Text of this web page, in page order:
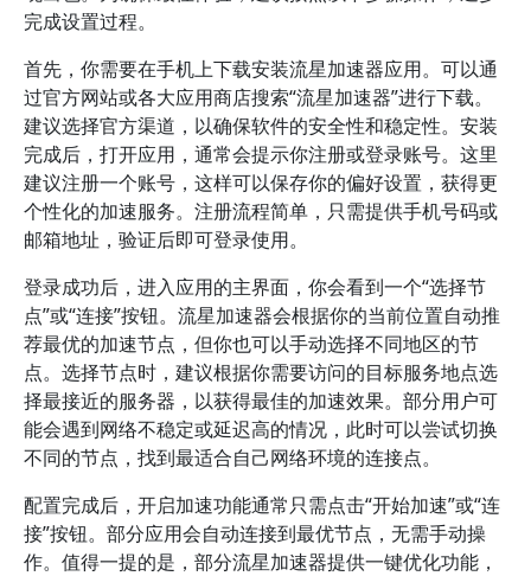
完成设置过程。
首先，你需要在手机上下载安装流星加速器应用。可以通
过官方网站或各大应用商店搜索“流星加速器”进行下载。
建议选择官方渠道，以确保软件的安全性和稳定性。安装
完成后，打开应用，通常会提示你注册或登录账号。这里
建议注册一个账号，这样可以保存你的偏好设置，获得更
个性化的加速服务。注册流程简单，只需提供手机号码或
邮箱地址，验证后即可登录使用。
登录成功后，进入应用的主界面，你会看到一个“选择节
点”或“连接”按钮。流星加速器会根据你的当前位置自动推
荐最优的加速节点，但你也可以手动选择不同地区的节
点。选择节点时，建议根据你需要访问的目标服务地点选
择最接近的服务器，以获得最佳的加速效果。部分用户可
能会遇到网络不稳定或延迟高的情况，此时可以尝试切换
不同的节点，找到最适合自己网络环境的连接点。
配置完成后，开启加速功能通常只需点击“开始加速”或“连
接”按钮。部分应用会自动连接到最优节点，无需手动操
作。值得一提的是，部分流星加速器提供一键优化功能，